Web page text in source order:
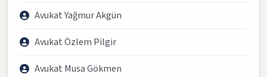
Avukat Yağmur Akgün
Avukat Özlem Pilgir
Avukat Musa Gökmen